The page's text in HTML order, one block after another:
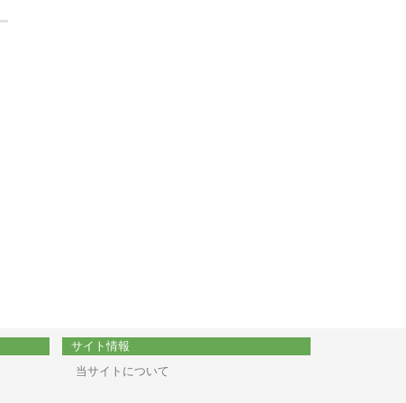
サイト情報
当サイトについて